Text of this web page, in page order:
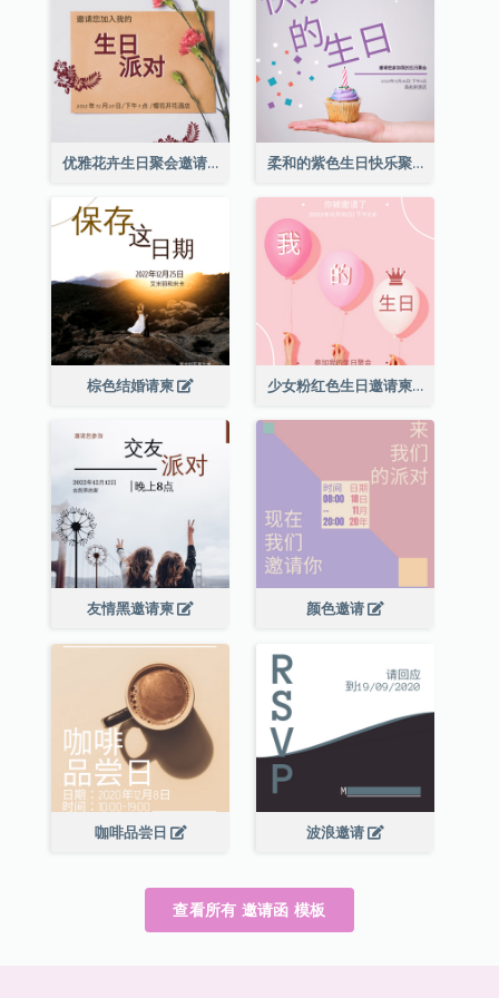
优雅花卉生日聚会邀请函 柔和的紫色生日快乐聚会请柬
棕色结婚请柬 少女粉红色生日邀请柬
友情黑邀请柬 颜色邀请
咖啡品尝日 波浪邀请
查看所有 邀请函 模板